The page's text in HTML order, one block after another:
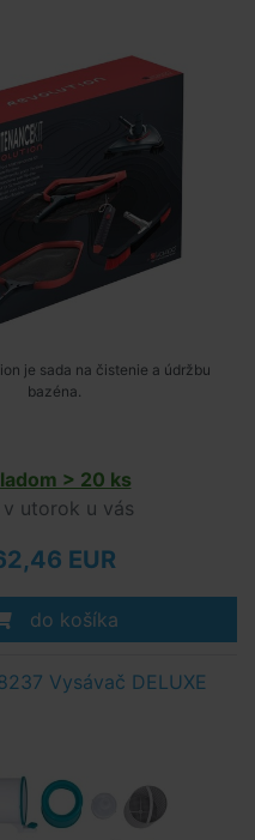
je sada na čistenie a údržbu
bazéna.
> 20 ks
v utorok u vás
EUR
do košíka
Vysávač DELUXE